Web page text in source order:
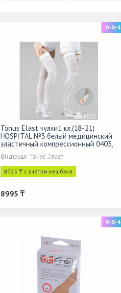
0-0-4
Tonus Elast чулки1 кл.(18-21)
HOSPITAL №3 белый медицинский
эластичный компрессионный 0403,
Өндіруші: Тонус Эласт
8725 ₸ с учётом кешбэка
8995 ₸
0-0-4